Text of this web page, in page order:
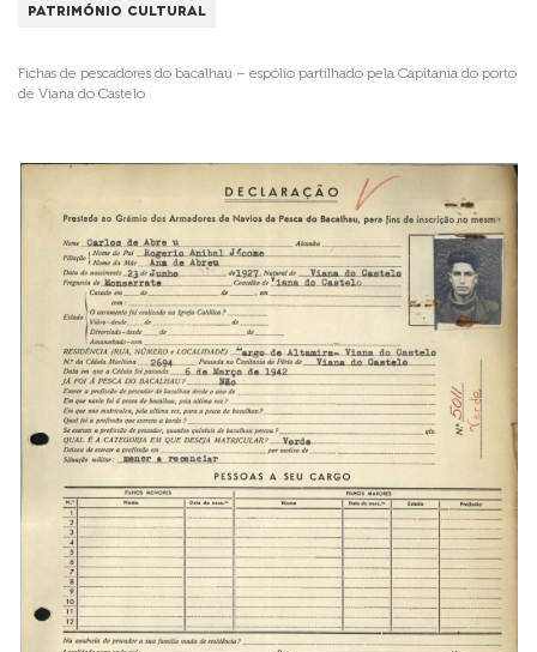
Património Cultural
Fichas de pescadores do bacalhau – espólio partilhado pela Capitania do porto
de Viana do Castelo